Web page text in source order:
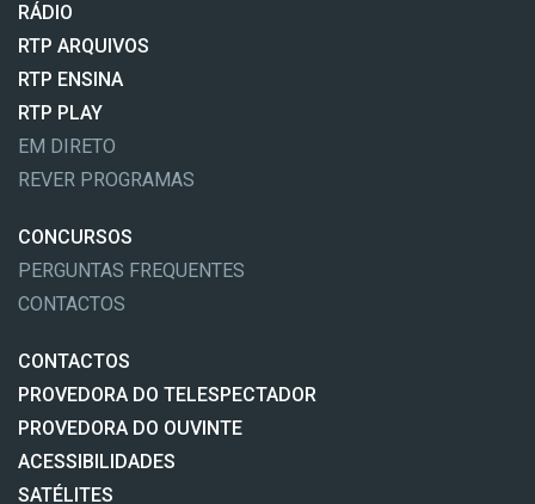
RÁDIO
RTP ARQUIVOS
RTP ENSINA
RTP PLAY
EM DIRETO
REVER PROGRAMAS
CONCURSOS
PERGUNTAS FREQUENTES
CONTACTOS
CONTACTOS
PROVEDORA DO TELESPECTADOR
PROVEDORA DO OUVINTE
ACESSIBILIDADES
SATÉLITES